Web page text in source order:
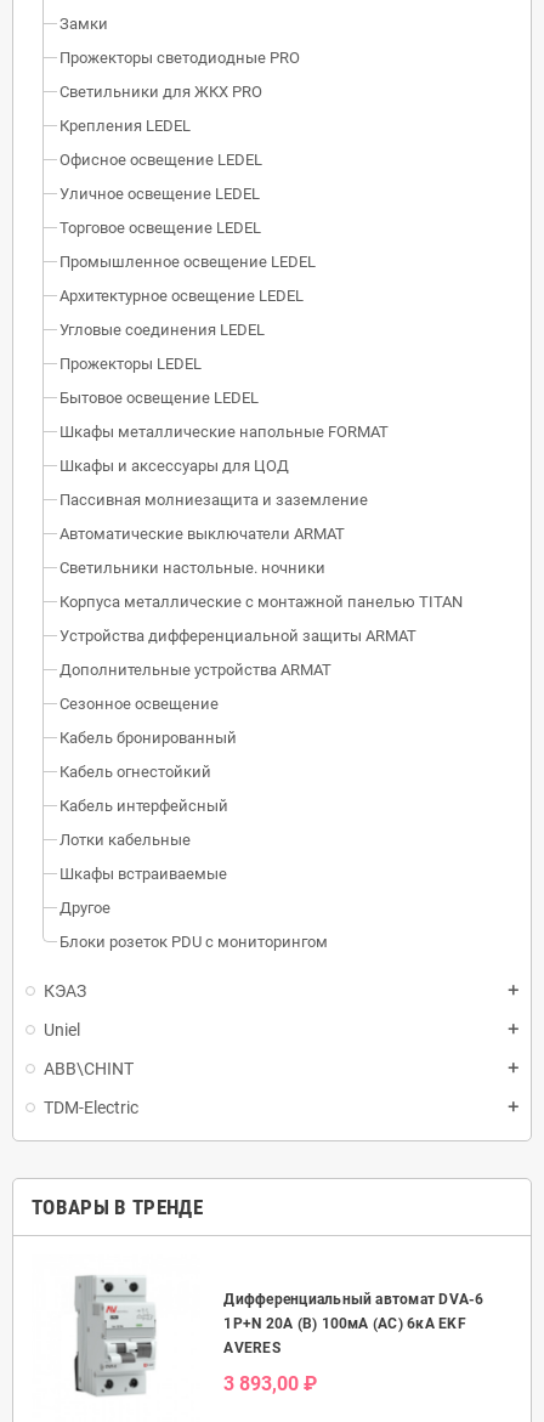
Замки
Прожекторы светодиодные PRO
Светильники для ЖКХ PRO
Крепления LEDEL
Офисное освещение LEDEL
Уличное освещение LEDEL
Торговое освещение LEDEL
Промышленное освещение LEDEL
Архитектурное освещение LEDEL
Угловые соединения LEDEL
Прожекторы LEDEL
Бытовое освещение LEDEL
Шкафы металлические напольные FORMAT
Шкафы и аксессуары для ЦОД
Пассивная молниезащита и заземление
Автоматические выключатели ARMAT
Светильники настольные. ночники
Корпуса металлические с монтажной панелью TITAN
Устройства дифференциальной защиты ARMAT
Дополнительные устройства ARMAT
Сезонное освещение
Кабель бронированный
Кабель огнестойкий
Кабель интерфейсный
Лотки кабельные
Шкафы встраиваемые
Другое
Блоки розеток PDU с мониторингом
КЭАЗ
Uniel
ABB\CHINT
TDM-Electric
ТОВАРЫ В ТРЕНДЕ
Дифференциальный автомат DVA-6
1P+N 20А (B) 100мА (AC) 6кА EKF
AVERES
3 893,00 ₽